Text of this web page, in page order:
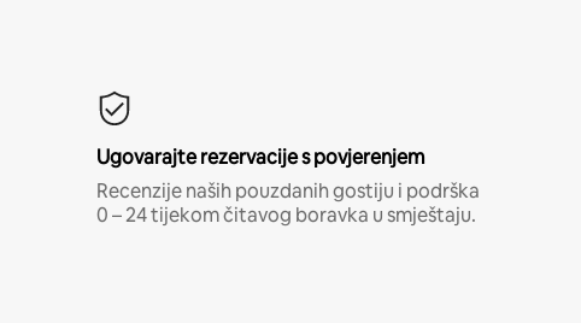
Ugovarajte rezervacije s povjerenjem
Recenzije naših pouzdanih gostiju i podrška
0 – 24 tijekom čitavog boravka u smještaju.